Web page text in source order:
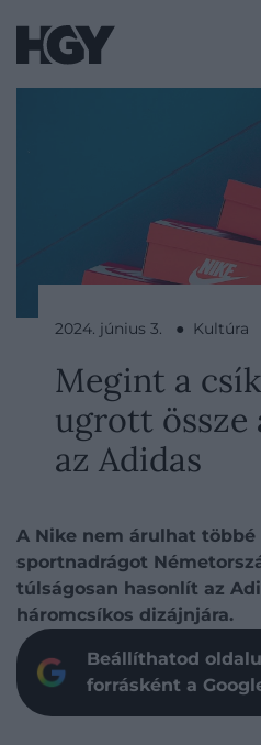
2024. június 3. ● Kultúra
Megint a
ugrott össze
az Adidas
A Nike nem árulhat többé
sportnadrágot
túlságosan hasonlít az
háromcsíkos dizájnjára.
Beállíthatod
forrásként a